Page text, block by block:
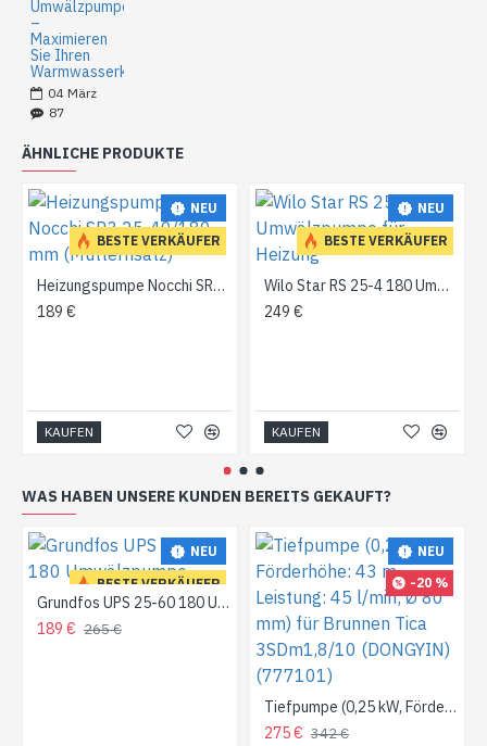
Umwälzpumpe
–
Maximieren
Sie Ihren
Warmwasserkomfort
04 März
87
ÄHNLICHE PRODUKTE
NEU
BESTE VERKÄUFER
Heizungspumpe Nocchi SR3 25-40/180 mm (Mutternsatz)
189 €
KAUFEN
NEU
BESTE VERKÄUFER
Wilo Star RS 25-4 180 Umwälzpumpe für Heizung
249 €
KAUFEN
WAS HABEN UNSERE KUNDEN BEREITS GEKAUFT?
NEU
BESTE VERKÄUFER
Grundfos UPS 25-60 180 Umwälzpumpe
189 € 265 €
NEU
-20 %
Tiefpumpe (0,25 kW, Förderhöhe: 43 m, Leistung: 45 l/min; Ø 80 mm) für Brunnen Tica 3SDm1,8/10 (DONGYIN) (777101)
275 € 342 €